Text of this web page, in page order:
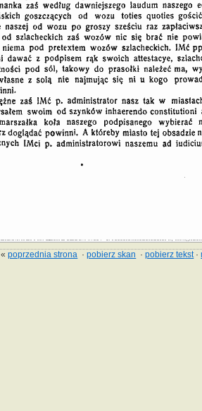
«poprzednia strona ·pobierz skan ·pobierz tekst·